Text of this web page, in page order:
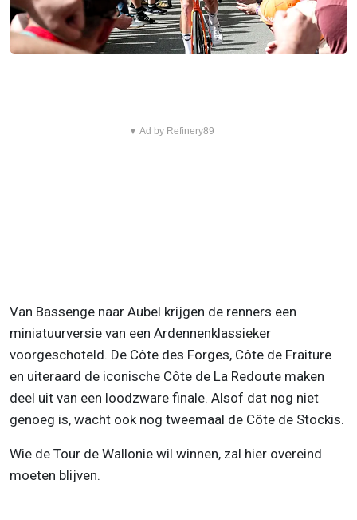
▼ Ad by Refinery89
Van Bassenge naar Aubel krijgen de renners een
miniatuurversie van een Ardennenklassieker
voorgeschoteld. De Côte des Forges, Côte de Fraiture
en uiteraard de iconische Côte de La Redoute maken
deel uit van een loodzware finale. Alsof dat nog niet
genoeg is, wacht ook nog tweemaal de Côte de Stockis.
Wie de Tour de Wallonie wil winnen, zal hier overeind
moeten blijven.